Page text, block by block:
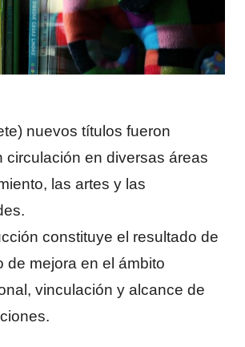
nuevos títulos fueron
circulación en diversas áreas
las artes y las
constituye el resultado de
de mejora en el ámbito
vinculación y alcance de